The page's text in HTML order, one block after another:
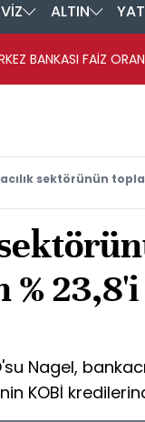
ALTIN
BANKASI FAİZ
sektörünün
Nagel,
KOBİ